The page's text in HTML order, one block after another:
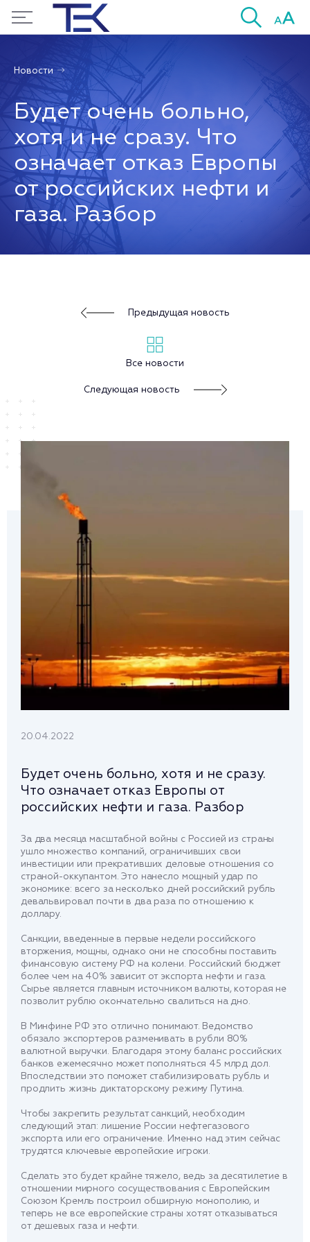
Новости
Будет очень больно,
хотя и не сразу. Что
означает отказ Европы
от российских нефти и
газа. Разбор
Предыдущая новость
Все новости
Следующая новость
20.04.2022
Будет очень больно, хотя и не сразу.
Что означает отказ Европы от
российских нефти и газа. Разбор
За два месяца масштабной войны с Россией из страны
ушло множество компаний, ограничивших свои
инвестиции или прекративших деловые отношения со
страной-оккупантом. Это нанесло мощный удар по
экономике: всего за несколько дней российский рубль
девальвировал почти в два раза по отношению к
доллару.
Санкции, введенные в первые недели российского
вторжения, мощны, однако они не способны поставить
финансовую систему РФ на колени. Российский бюджет
более чем на 40% зависит от экспорта нефти и газа.
Сырье является главным источником валюты, которая не
позволит рублю окончательно свалиться на дно.
В Минфине РФ это отлично понимают. Ведомство
обязало экспортеров разменивать в рубли 80%
валютной выручки. Благодаря этому баланс российских
банков ежемесячно может пополняться 45 млрд дол.
Впоследствии это поможет стабилизировать рубль и
продлить жизнь диктаторскому режиму Путина.
Чтобы закрепить результат санкций, необходим
следующий этап: лишение России нефтегазового
экспорта или его ограничение. Именно над этим сейчас
трудятся ключевые европейские игроки.
Сделать это будет крайне тяжело, ведь за десятилетие в
отношении мирного сосуществования с Европейским
Союзом Кремль построил обширную монополию, и
теперь не все европейские страны хотят отказываться
от дешевых газа и нефти.